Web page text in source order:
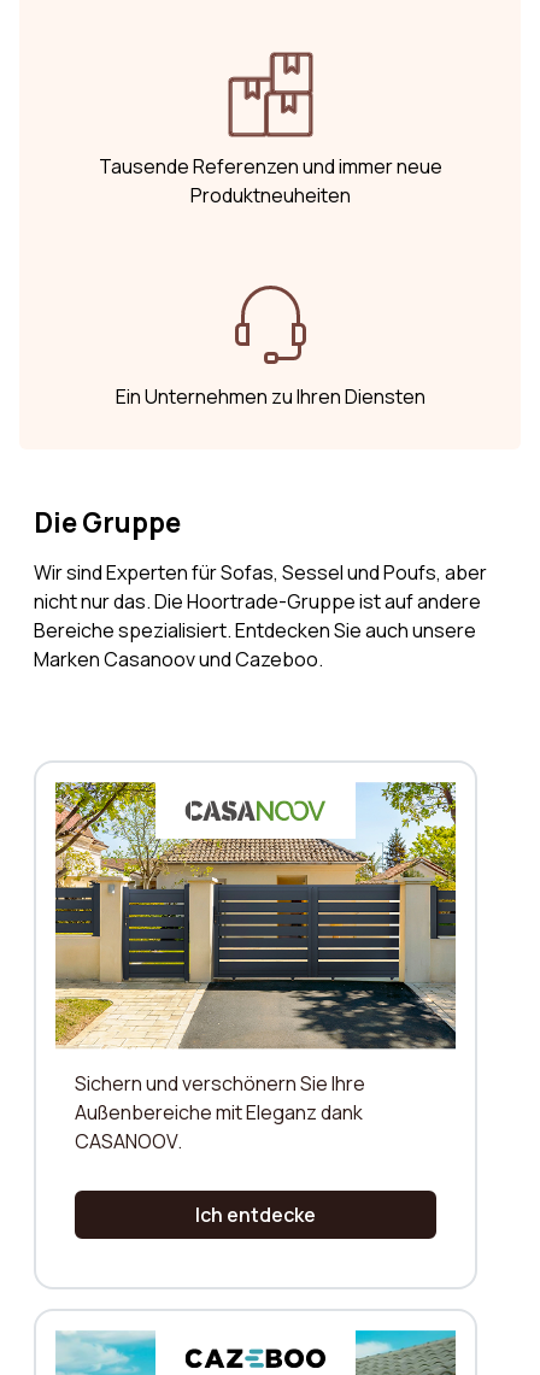
Tausende Referenzen und immer neue
Produktneuheiten
Ein Unternehmen zu Ihren Diensten
Die Gruppe
Wir sind Experten für Sofas, Sessel und Poufs, aber
nicht nur das. Die Hoortrade-Gruppe ist auf andere
Bereiche spezialisiert. Entdecken Sie auch unsere
Marken Casanoov und Cazeboo.
Sichern und verschönern Sie Ihre
Außenbereiche mit Eleganz dank
CASANOOV.
Ich entdecke